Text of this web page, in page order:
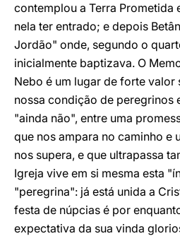
contemplou a Terra Prometida
nela ter entrado; e depois
Jordão" onde, segundo o
inicialmente baptizava. O
Nebo é um lugar de forte valor
nossa condição de peregrinos
"ainda não", entre uma
que nos ampara no caminho e
nos supera, e que ultrapassa
Igreja vive em si mesma esta
"peregrina": já está unida a
festa de núpcias é por
expectativa da sua vinda